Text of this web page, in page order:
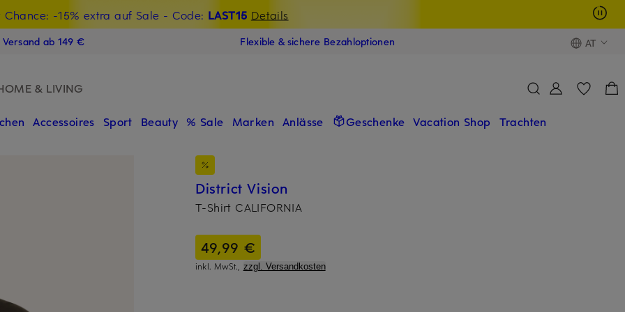
Chance: -15% extra auf Sale - Code: LAST15 Details
Willkommensgutschein mit Beyond sichern
ab 149 € Flexible & sichere Bezahloptionen AT
& LIVING
Accessoires Sport Beauty % Sale Marken Anlässe Geschenke Vacation Shop Trachten
District Vision
T-Shirt CALIFORNIA
49,99 €
inkl. MwSt., zzgl. Versandkosten